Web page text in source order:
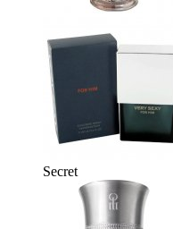
Secret